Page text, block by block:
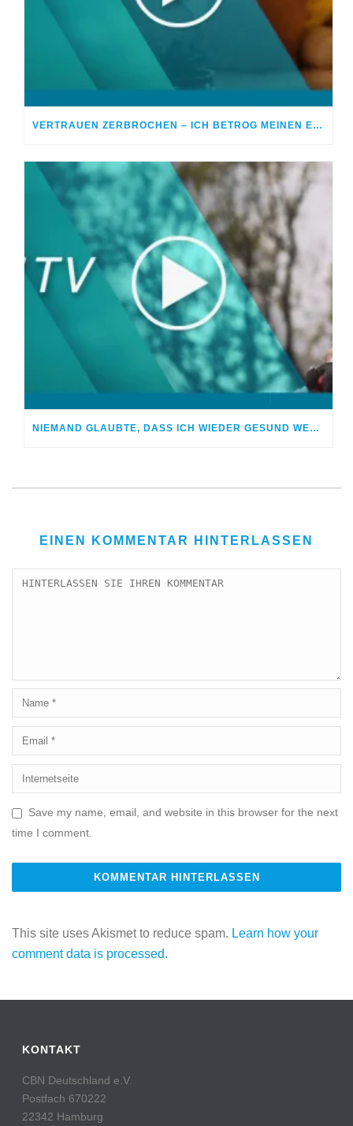
VERTRAUEN ZERBROCHEN – ICH BETROG MEINEN EHEPARTNER
NIEMAND GLAUBTE, DASS ICH WIEDER GESUND WERDE
EINEN KOMMENTAR HINTERLASSEN
Save my name, email, and website in this browser for the next
time I comment.
This site uses Akismet to reduce spam. Learn how your
comment data is processed.
KONTAKT
CBN Deutschland e.V.
Postfach 670222
22342 Hamburg